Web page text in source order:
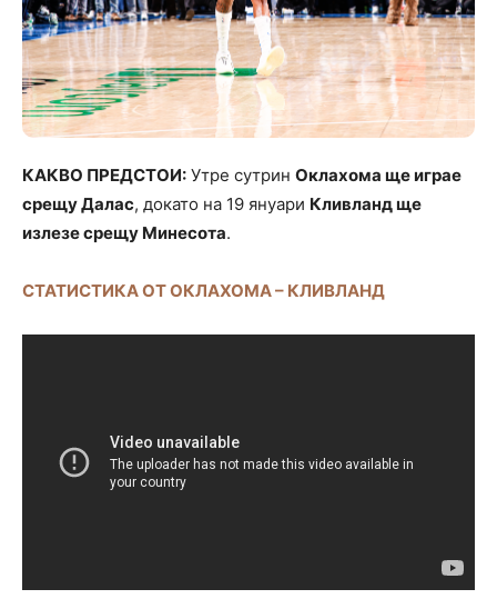
КАКВО ПРЕДСТОИ: Утре сутрин Оклахома ще играе
срещу Далас, докато на 19 януари Кливланд ще
излезе срещу Минесота.
СТАТИСТИКА ОТ ОКЛАХОМА – КЛИВЛАНД